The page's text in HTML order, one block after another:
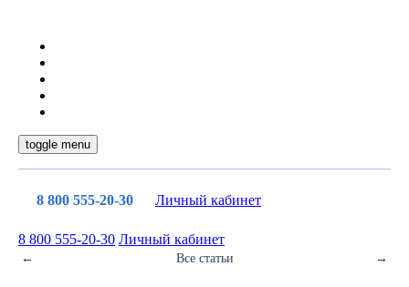
toggle menu
8 800 555-20-30 Личный кабинет
8 800 555-20-30 Личный кабинет
← Все статьи →